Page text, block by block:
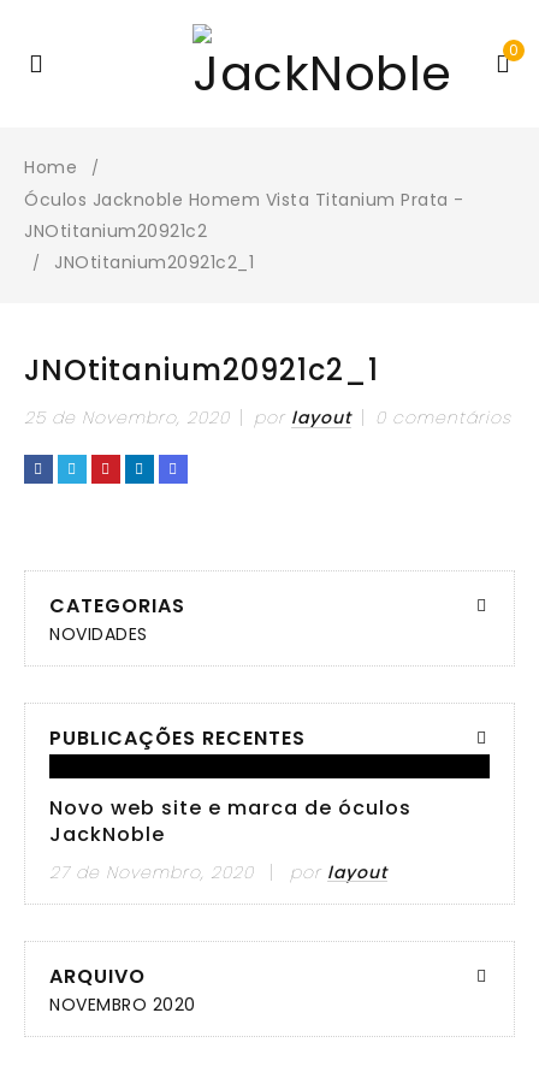
0
Home /
Óculos Jacknoble Homem Vista Titanium Prata -
JNOtitanium20921c2
/ JNOtitanium20921c2_1
JNOtitanium20921c2_1
25 de Novembro, 2020 por layout 0 comentários
CATEGORIAS
NOVIDADES
PUBLICAÇÕES RECENTES
Novo web site e marca de óculos
JackNoble
27 de Novembro, 2020 por layout
ARQUIVO
NOVEMBRO 2020